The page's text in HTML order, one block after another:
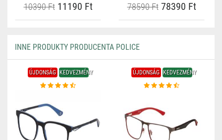
10390 Ft11190 Ft 78590 Ft78390 Ft
INNE PRODUKTY PRODUCENTA POLICE
ÚJDONSÁG KEDVEZMÉNY ÚJDONSÁG KEDVEZMÉNY